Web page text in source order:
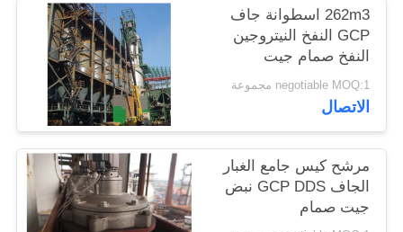
262m3 اسطوانة جاف
GCP النفخ النيتروجين
النفخ صمام جيت
negotiable MOQ:1 مجموعة
الاتصال
مرشح كيس جامع الغبار
الجاف GCP DDS نبض
جيت صمام